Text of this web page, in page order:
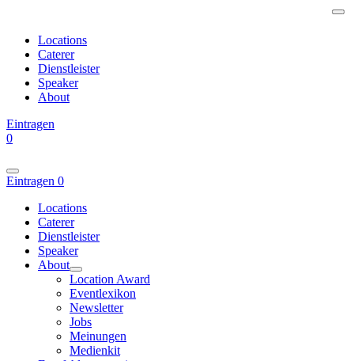
Locations
Caterer
Dienstleister
Speaker
About
Eintragen
0
Eintragen 0
Locations
Caterer
Dienstleister
Speaker
About
Location Award
Eventlexikon
Newsletter
Jobs
Meinungen
Medienkit